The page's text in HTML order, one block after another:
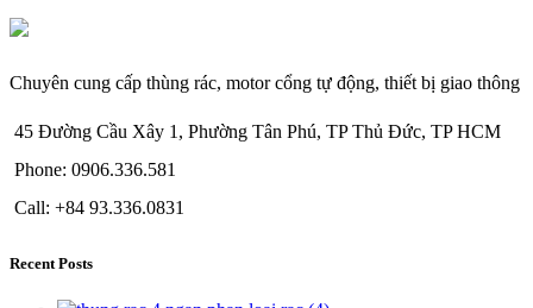
Chuyên cung cấp thùng rác, motor cổng tự động, thiết bị giao thông
45 Đường Cầu Xây 1, Phường Tân Phú, TP Thủ Đức, TP HCM
Phone: 0906.336.581
Call: +84 93.336.0831
Recent Posts